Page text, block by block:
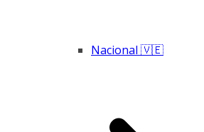
Nacional 🇻🇪